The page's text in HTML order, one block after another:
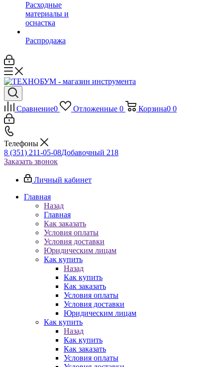
Расходные
материалы и
оснастка
Распродажа
Сравнение0 Отложенные 0 Корзина0 0
Телефоны
8 (351) 211-05-08Добавочный 218
Заказать звонок
Личный кабинет
Главная
Назад
Главная
Как заказать
Условия оплаты
Условия доставки
Юридическим лицам
Как купить
Назад
Как купить
Как заказать
Условия оплаты
Условия доставки
Юридическим лицам
Как купить
Назад
Как купить
Как заказать
Условия оплаты